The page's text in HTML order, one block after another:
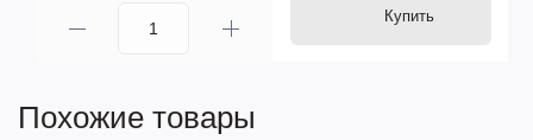
Купить
Похожие товары